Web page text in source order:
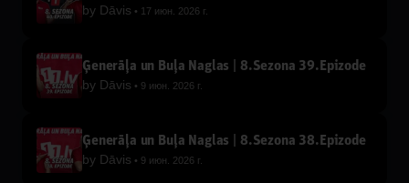
by Dāvis 17 июн. 2026 г.
Ģenerāļa un Buļa Naglas | 8.Sezona 39.Epizode
by Dāvis 9 июн. 2026 г.
Ģenerāļa un Buļa Naglas | 8.Sezona 38.Epizode
by Dāvis 9 июн. 2026 г.